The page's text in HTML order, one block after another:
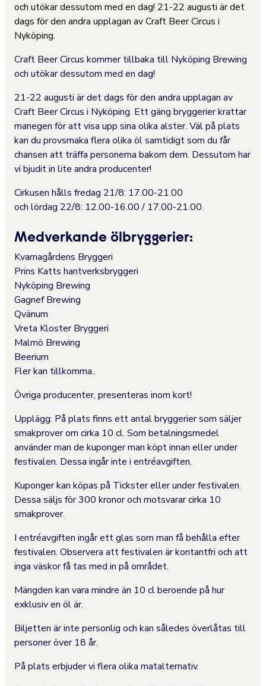
och utökar dessutom med en dag! 21-22 augusti är det
dags för den andra upplagan av Craft Beer Circus i
Nyköping.
Craft Beer Circus kommer tillbaka till Nyköping Brewing
och utökar dessutom med en dag!
21-22 augusti är det dags för den andra upplagan av
Craft Beer Circus i Nyköping. Ett gäng bryggerier krattar
manegen för att visa upp sina olika alster. Väl på plats
kan du provsmaka flera olika öl samtidigt som du får
chansen att träffa personerna bakom dem. Dessutom har
vi bjudit in lite andra producenter!
Cirkusen hålls fredag 21/8: 17.00-21.00
och lördag 22/8: 12.00-16.00 / 17.00-21.00.
Medverkande ölbryggerier:
Kvarnagårdens Bryggeri
Prins Katts hantverksbryggeri
Nyköping Brewing
Gagnef Brewing
Qvänum
Vreta Kloster Bryggeri
Malmö Brewing
Beerium
Fler kan tillkomma..
Övriga producenter, presenteras inom kort!
Upplägg: På plats finns ett antal bryggerier som säljer
smakprover om cirka 10 cl. Som betalningsmedel
använder man de kuponger man köpt innan eller under
festivalen. Dessa ingår inte i entréavgiften.
Kuponger kan köpas på Tickster eller under festivalen.
Dessa säljs för 300 kronor och motsvarar cirka 10
smakprover.
I entréavgiften ingår ett glas som man få behålla efter
festivalen. Observera att festivalen är kontantfri och att
inga väskor få tas med in på området.
Mängden kan vara mindre än 10 cl beroende på hur
exklusiv en öl är.
Biljetten är inte personlig och kan således överlåtas till
personer över 18 år.
På plats erbjuder vi flera olika matalternativ.